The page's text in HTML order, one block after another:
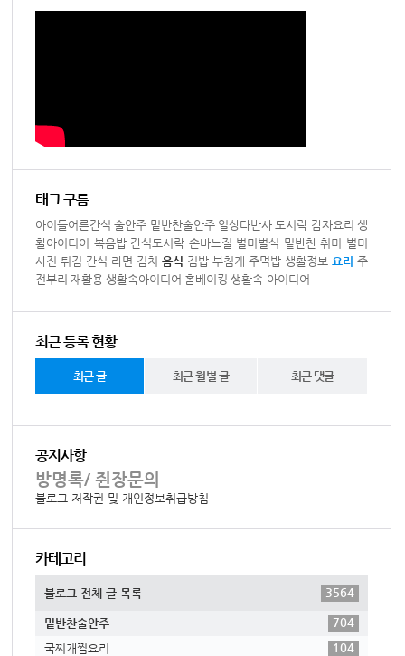
태그 구름
아이들어른간식 술안주 밑반찬술안주 일상다반사 도시락 감자요리 생
활아이디어 볶음밥 간식도시락 손바느질 별미별식 밑반찬 취미
별미
사진 튀김 간식 라면 김치 음식 김밥 부침개 주먹밥 생활정보 요리 주
전부리 재활용 생활속아이디어 홈베이킹 생활속 아이디어
최근 등록 현황
최근 글 최근 월별 글 최근 댓글
공지사항
방명록/ 쥔장문의
블로그 저작권 및 개인정보취급방침
카테고리
블로그 전체 글 목록 3564
밑반찬술안주
704
국찌개찜요리
104